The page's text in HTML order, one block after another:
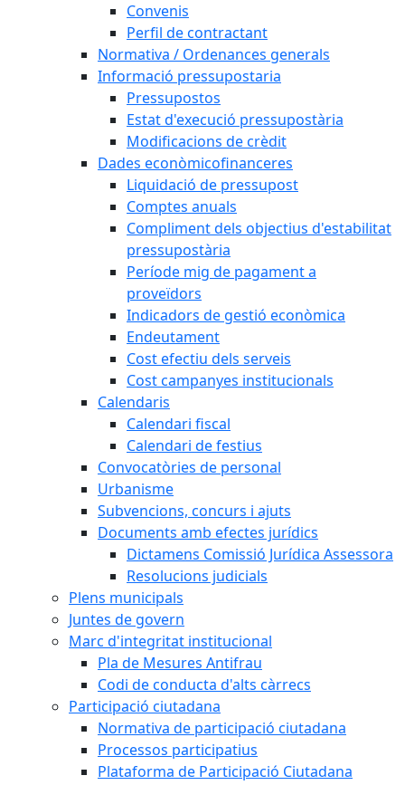
Convenis
Perfil de contractant
Normativa / Ordenances generals
Informació pressupostaria
Pressupostos
Estat d'execució pressupostària
Modificacions de crèdit
Dades econòmicofinanceres
Liquidació de pressupost
Comptes anuals
Compliment dels objectius d'estabilitat
pressupostària
Període mig de pagament a
proveïdors
Indicadors de gestió econòmica
Endeutament
Cost efectiu dels serveis
Cost campanyes institucionals
Calendaris
Calendari fiscal
Calendari de festius
Convocatòries de personal
Urbanisme
Subvencions, concurs i ajuts
Documents amb efectes jurídics
Dictamens Comissió Jurídica Assessora
Resolucions judicials
Plens municipals
Juntes de govern
Marc d'integritat institucional
Pla de Mesures Antifrau
Codi de conducta d'alts càrrecs
Participació ciutadana
Normativa de participació ciutadana
Processos participatius
Plataforma de Participació Ciutadana